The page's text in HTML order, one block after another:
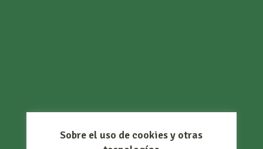
Sobre el uso de cookies y otras